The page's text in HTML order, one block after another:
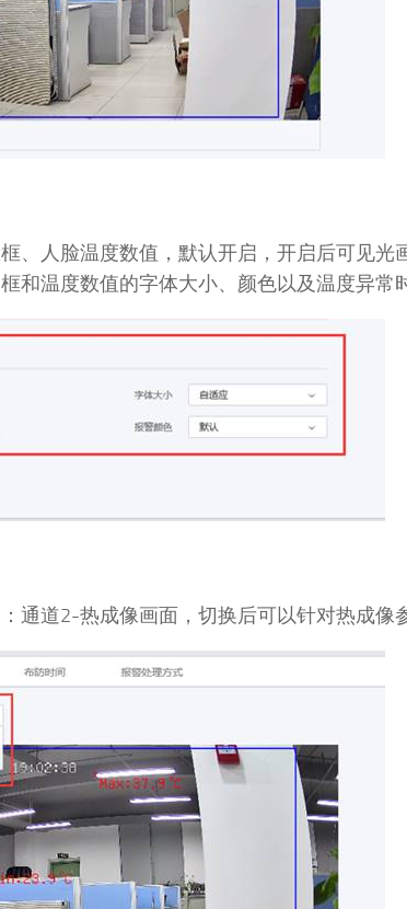
人脸温度数值，默认开启，开启后可见光
和温度数值的字体大小、颜色以及温度异常
道2-热成像画面，切换后可以针对热成像参